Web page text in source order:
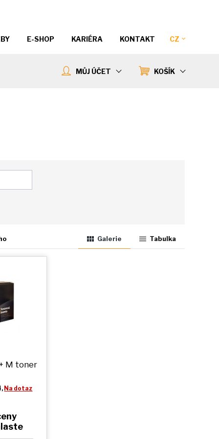
CZ
E-SHOP KARIÉRA KONTAKT
KOŠÍK
MŮJ ÚČET
Tabulka
Galerie
M toner
Na dotaz